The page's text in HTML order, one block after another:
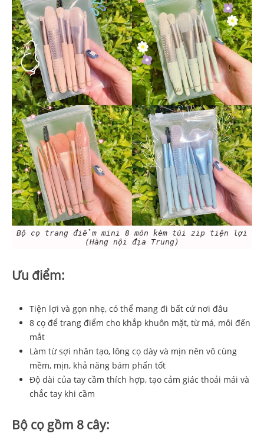
Bộ cọ trang điểm mini 8 món kèm túi zip tiện lợi
(Hàng nội địa Trung)
Ưu điểm:
Tiện lợi và gọn nhẹ, có thể mang đi bất cứ nơi đâu
8 cọ để trang điểm cho khắp khuôn mặt, từ má, môi đến
mắt
Làm từ sợi nhân tạo, lông cọ dày và mịn nên vô cùng
mềm, mịn, khả năng bám phấn tốt
Độ dài của tay cầm thích hợp, tạo cảm giác thoải mái và
chắc tay khi cầm
Bộ cọ gồm 8 cây: